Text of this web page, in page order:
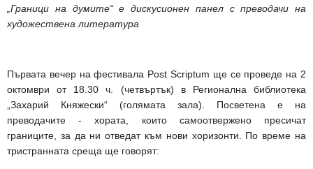
„Граници на думите“ е дискусионен панел с преводачи на
художествена литература
Първата вечер на фестивала Post Scriptum ще се проведе на 2
октомври от 18.30 ч. (четвъртък) в Регионална библиотека
„Захарий Княжески“ (голямата зала). Посветена е на
преводачите - хората, които самоотвержено пресичат
границите, за да ни отведат към нови хоризонти. По време на
тристранната среща ще говорят: